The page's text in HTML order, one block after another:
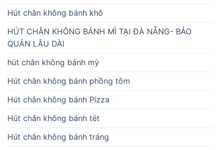
Hút chân không bánh khô
HÚT CHÂN KHÔNG BÁNH MÌ TẠI ĐÀ NẴNG- BẢO
QUẢN LÂU DÀI
hút chân không bánh mỳ
Hút chân không bánh phồng tôm
Hút chân không bánh Pizza
Hút chân không bánh tét
Hút chân không bánh tráng